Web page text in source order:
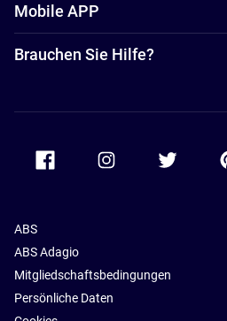
Mobile APP
Brauchen Sie Hilfe?
Accor Facebook Accor
ABS
ABS Adagio
Mitgliedschaftsbedingungen
Persönliche Daten